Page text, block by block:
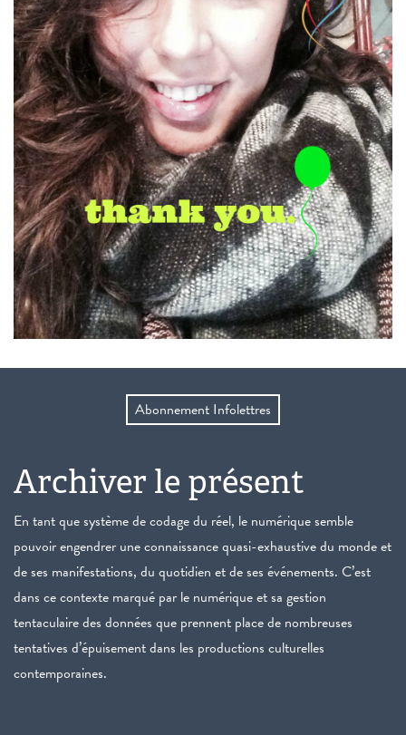
Abonnement Infolettres
Archiver le présent
En tant que système de codage du réel, le numérique semble
pouvoir engendrer une connaissance quasi-exhaustive du monde et
de ses manifestations, du quotidien et de ses événements. C’est
dans ce contexte marqué par le numérique et sa gestion
tentaculaire des données que prennent place de nombreuses
tentatives d’épuisement dans les productions culturelles
contemporaines.